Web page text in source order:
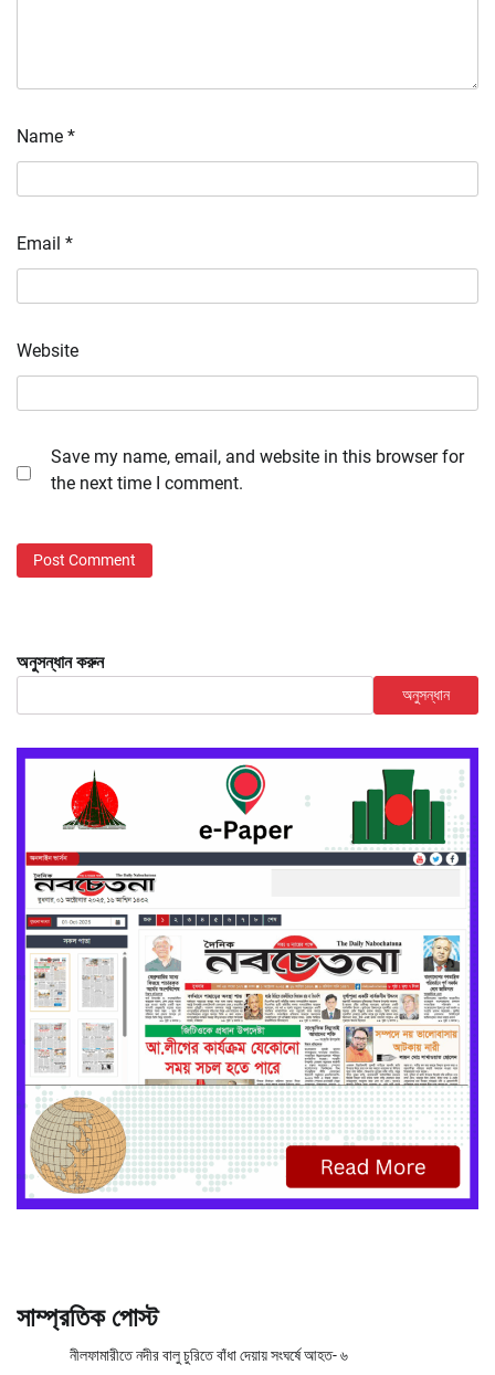
Name *
Email *
Website
Save my name, email, and website in this browser for
the next time I comment.
অনুসন্ধান করুন
অনুসন্ধান
সাম্প্রতিক পোস্ট
নীলফামারীতে নদীর বালু চুরিতে বাঁধা দেয়ায় সংঘর্ষে আহত- ৬